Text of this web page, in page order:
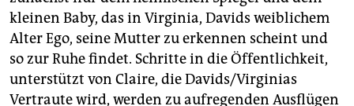
kleinen Baby, das in Virginia, Davids weiblichem
Alter Ego, seine Mutter zu erkennen scheint und
so zur Ruhe findet. Schritte in die Öffentlichkeit,
unterstützt von Claire, die Davids/Virginias
Vertraute wird, werden zu aufregenden Ausflügen